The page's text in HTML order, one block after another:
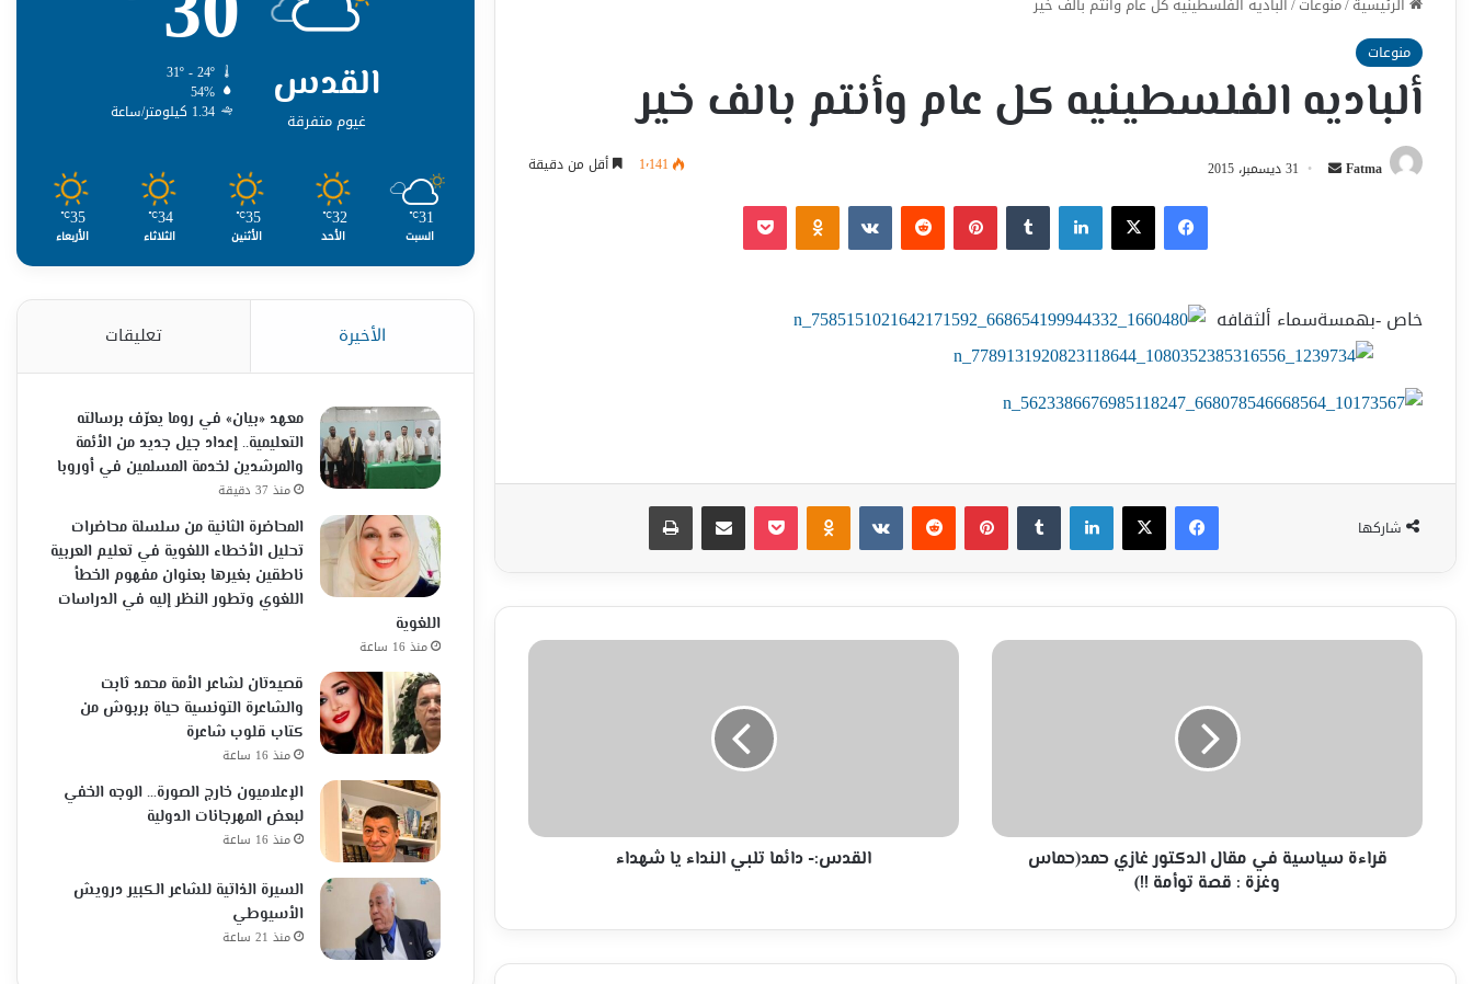
منوعات
ألباديه الفلسطينيه كل عام وأنتم بالف خير
Fatma
أرسل 31 ديسمبر، 2015 1٬141 أقل من دقيقة
فيسبوك‫X لينكدإن بينتيريست Odnoklassniki
‫Pocket
خاص -بهمسةسماء ألثقافه
شاركها
فيسبوك‫X لينكدإن بينتيريست Odnoklassniki
‫Pocket مشاركة عبر البريد طباعة
قراءة
:
قراءة سياسية في مقال الدكتور غازي حمد(حماس
وغزة : قصة توأمة !!)
القدس:-
القدس:- دائما تلبي النداء يا شهداء
القدس
غيوم متفرقة
31º - 24º
54%
1.34 كيلومتر/ساعة
31
℃
السبت
32
℃
الأحد
35
℃
الأثنين
34
℃
الثلاثاء
35
℃
الأربعاء
الأخيرة تعليقات
معهد «بيان» في روما يعرّف برسالته
التعليمية.. إعداد جيل جديد من الأئمة
والمرشدين لخدمة المسلمين في أوروبا
منذ 37 دقيقة
المحاضرة الثانية من سلسلة محاضرات
تحليل الأخطاء اللغوية في تعليم العربية
ناطقين بغيرها بعنوان مفهوم الخطأ
اللغوي وتطور النظر إليه في الدراسات
اللغوية
منذ 16 ساعة
قصيدتان لشاعر الأمة محمد ثابت
والشاعرة التونسية حياة بربوش من
كتاب قلوب شاعرة
منذ 16 ساعة
الإعلاميون خارج الصورة… الوجه الخفي
لبعض المهرجانات الدولية
منذ 16 ساعة
السيرة الذاتية للشاعر الكبير درويش
الأسيوطي
منذ 21 ساعة